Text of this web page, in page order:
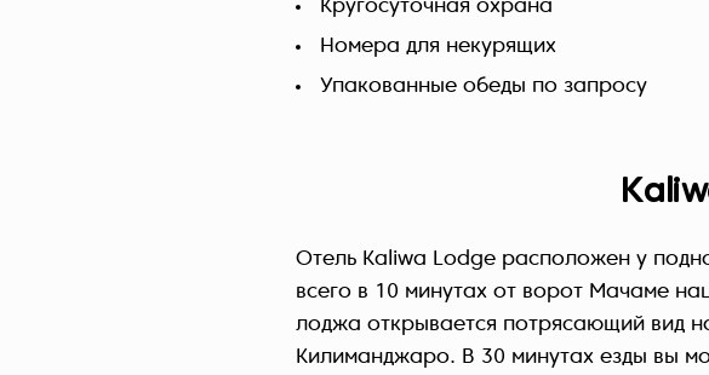
Кругосуточная охрана
Номера для некурящих
Упакованные обеды по запросу
Отель Kaliwa Lodge расположен у
всего в 10 минутах от ворот Мачаме
лоджа открывается потрясающий вид
Килиманджаро. В 30 минутах езды вы